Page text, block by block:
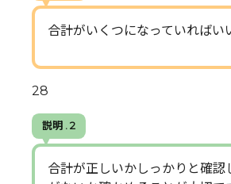
合計がいくつになっていればい
28
説明 . 2
合計が正しいかしっかりと確認